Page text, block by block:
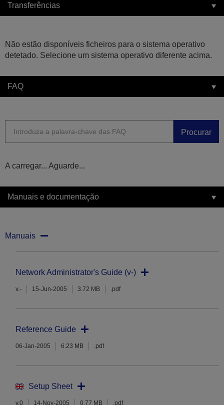
Transferências
Não estão disponíveis ficheiros para o sistema operativo
detetado. Selecione um sistema operativo diferente acima.
FAQ
Procurar
A carregar... Aguarde...
Manuais e documentação
Manuais
Network Administrator's Guide (v-)
v.- 15-Jun-2005 3.72 MB .pdf
Reference Guide
06-Jan-2005 6.23 MB .pdf
Setup Sheet
v.0 14-Nov-2005 0.77 MB .pdf